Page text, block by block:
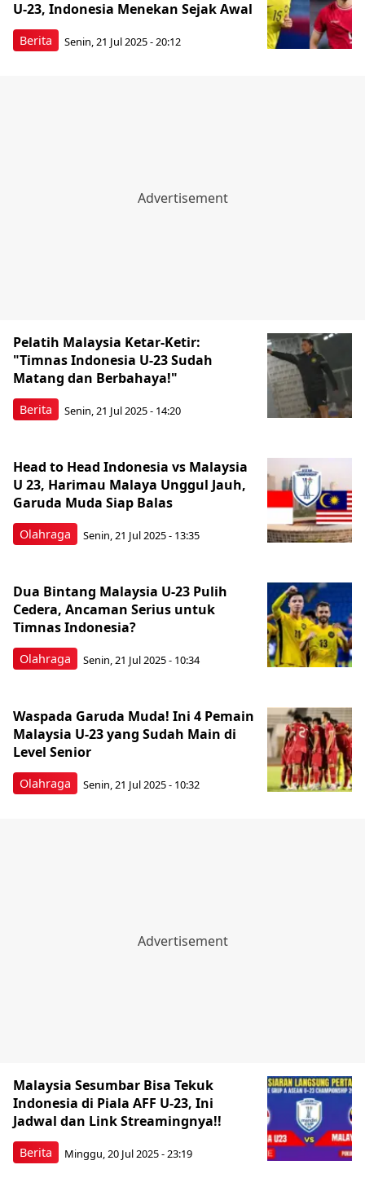
Berita
U-23, Indonesia Menekan Sejak Awal
Senin, 21 Jul 2025 - 20:12
Berita
Pelatih Malaysia Ketar-Ketir:
"Timnas Indonesia U-23 Sudah
Matang dan Berbahaya!"
Senin, 21 Jul 2025 - 14:20
Olahraga
Head to Head Indonesia vs Malaysia
U 23, Harimau Malaya Unggul Jauh,
Garuda Muda Siap Balas
Senin, 21 Jul 2025 - 13:35
Olahraga
Dua Bintang Malaysia U-23 Pulih
Cedera, Ancaman Serius untuk
Timnas Indonesia?
Senin, 21 Jul 2025 - 10:34
Olahraga
Waspada Garuda Muda! Ini 4 Pemain
Malaysia U-23 yang Sudah Main di
Level Senior
Senin, 21 Jul 2025 - 10:32
Berita
Malaysia Sesumbar Bisa Tekuk
Indonesia di Piala AFF U-23, Ini
Jadwal dan Link Streamingnya!!
Minggu, 20 Jul 2025 - 23:19